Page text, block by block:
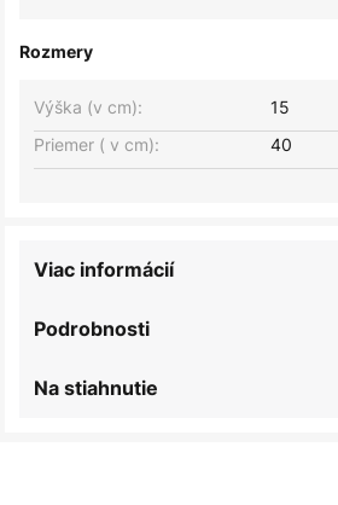
Rozmery
Výška (v cm):
15
Priemer ( v cm):
40
Podrobnosti
Viac informácií
Na stiahnutie